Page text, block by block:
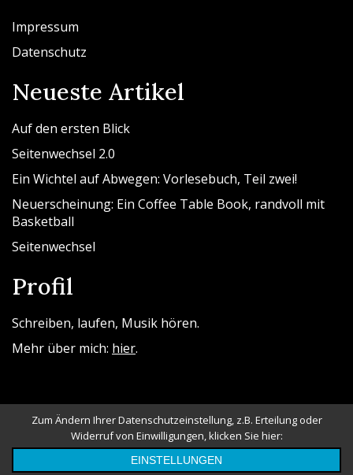
Impressum
Datenschutz
Neueste Artikel
Auf den ersten Blick
Seitenwechsel 2.0
Ein Wichtel auf Abwegen: Vorlesebuch, Teil zwei!
Neuerscheinung: Ein Coffee Table Book, randvoll mit
Basketball
Seitenwechsel
Profil
Schreiben, laufen, Musik hören.
Mehr über mich: hier.
Powered By WordPress |Messina Blog
Zum Ändern Ihrer Datenschutzeinstellung, z.B. Erteilung oder
Widerruf von Einwilligungen, klicken Sie hier:
EINSTELLUNGEN